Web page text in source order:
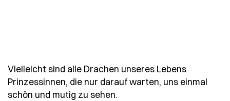
Vielleicht sind alle Drachen unseres Lebens
Prinzessinnen, die nur darauf warten, uns einmal
schön und mutig zu sehen.